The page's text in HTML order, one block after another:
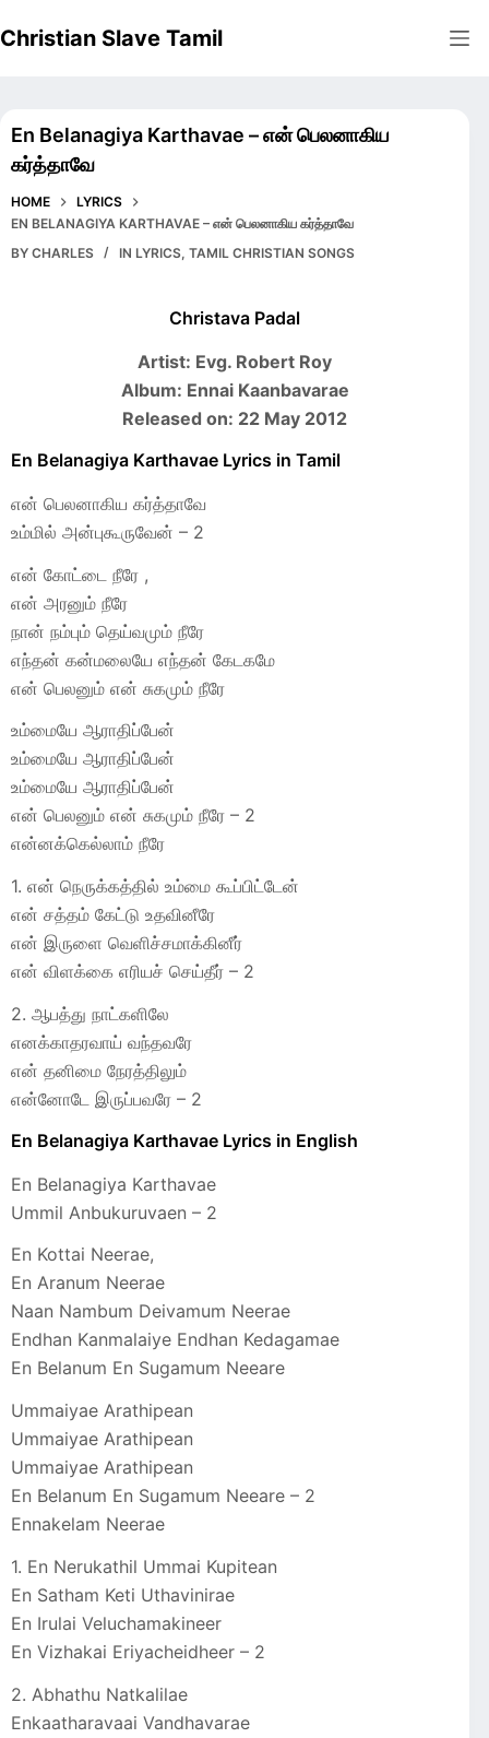
to
Christian Slave Tamil
En Belanagiya Karthavae – என் பெலனாகிய
கர்த்தாவே
HOME
LYRICS
EN BELANAGIYA KARTHAVAE – என் பெலனாகிய கர்த்தாவே
BY CHARLES IN LYRICS,TAMIL CHRISTIAN SONGS
Christava Padal
Artist: Evg. Robert Roy
Album: Ennai Kaanbavarae
Released on: 22 May 2012
En Belanagiya Karthavae Lyrics in Tamil
என் பெலனாகிய கர்த்தாவே
உம்மில் அன்புகூருவேன் – 2
என் கோட்டை நீரே ,
என் அரனும் நீரே
நான் நம்பும் தெய்வமும் நீரே
எந்தன் கன்மலையே எந்தன் கேடகமே
என் பெலனும் என் சுகமும் நீரே
உம்மையே ஆராதிப்பேன்
உம்மையே ஆராதிப்பேன்
உம்மையே ஆராதிப்பேன்
என் பெலனும் என் சுகமும் நீரே – 2
என்னக்கெல்லாம் நீரே
1. என் நெருக்கத்தில் உம்மை கூப்பிட்டேன்
என் சத்தம் கேட்டு உதவினீரே
என் இருளை வெளிச்சமாக்கினீர்
என் விளக்கை எரியச் செய்தீர் – 2
2. ஆபத்து நாட்களிலே
எனக்காதரவாய் வந்தவரே
என் தனிமை நேரத்திலும்
என்னோடே இருப்பவரே – 2
En Belanagiya Karthavae Lyrics in English
En Belanagiya Karthavae
Ummil Anbukuruvaen – 2
En Kottai Neerae,
En Aranum Neerae
Naan Nambum Deivamum Neerae
Endhan Kanmalaiye Endhan Kedagamae
En Belanum En Sugamum Neeare
Ummaiyae Arathipean
Ummaiyae Arathipean
Ummaiyae Arathipean
En Belanum En Sugamum Neeare – 2
Ennakelam Neerae
1. En Nerukathil Ummai Kupitean
En Satham Keti Uthavinirae
En Irulai Veluchamakineer
En Vizhakai Eriyacheidheer – 2
2. Abhathu Natkalilae
Enkaatharavaai Vandhavarae